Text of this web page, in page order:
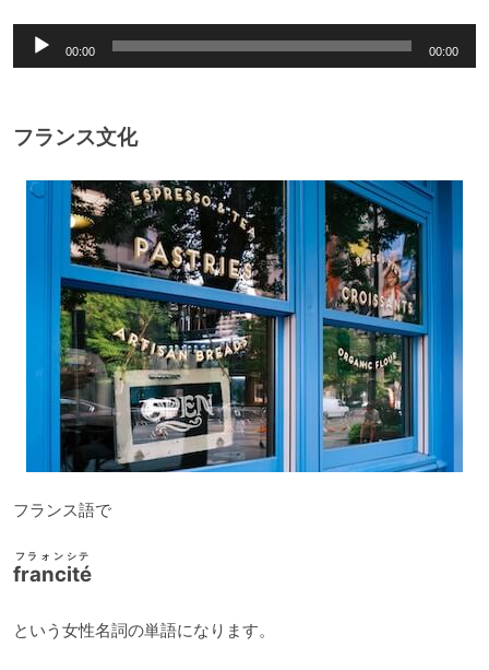
声
レ
00:00 00:00
フランス文化
フランス語で
francité
フラォンシテ
という女性名詞の単語になります。